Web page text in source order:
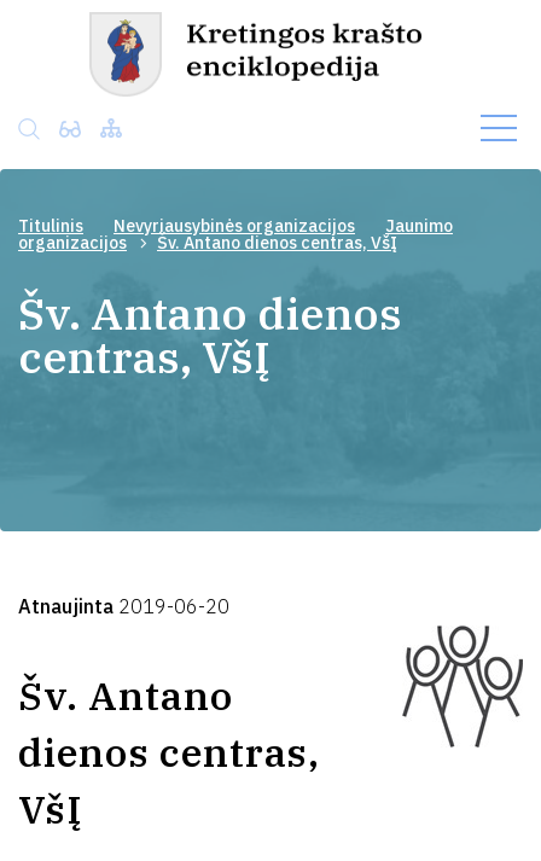
Titulinis Nevyriausybinės organizacijos Jaunimo
organizacijos Šv. Antano dienos centras, VšĮ
Šv. Antano dienos
centras, VšĮ
Atnaujinta 2019-06-20
Šv. Antano
dienos centras,
VšĮ